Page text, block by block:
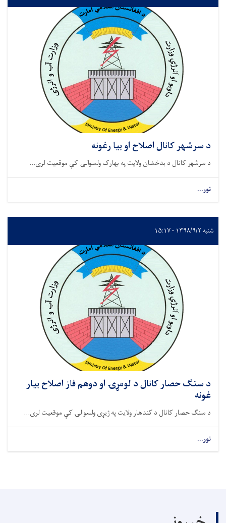
د سرشهر کانال اصلاح او بیا رغونه
د سرشهر کانال د بدخشان ولایت په بهارک ولسوالۍ کې موقعیت لری...
نور...
شنبه ۱۳۹۸/۹/۲ - ۱۵:۱۷
د سنګ حصار کانال د لومړۍ او دوهم فاز اصلاح بیار
غونه
د سنګ حصار کانال د کندهار ولایت په ژیړی ولسوالۍ کې موقعیت لری...
نور...